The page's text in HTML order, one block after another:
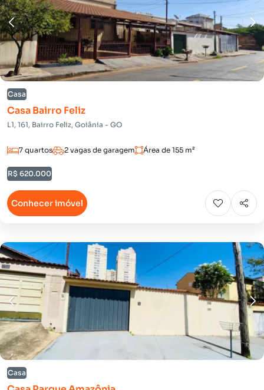
Casa
Casa Bairro Feliz
L1, 161, Bairro Feliz, Goiânia - GO
7 quartos 2 vagas de garagem Área de 155 m²
R$ 620.000
Conhecer imóvel
Casa